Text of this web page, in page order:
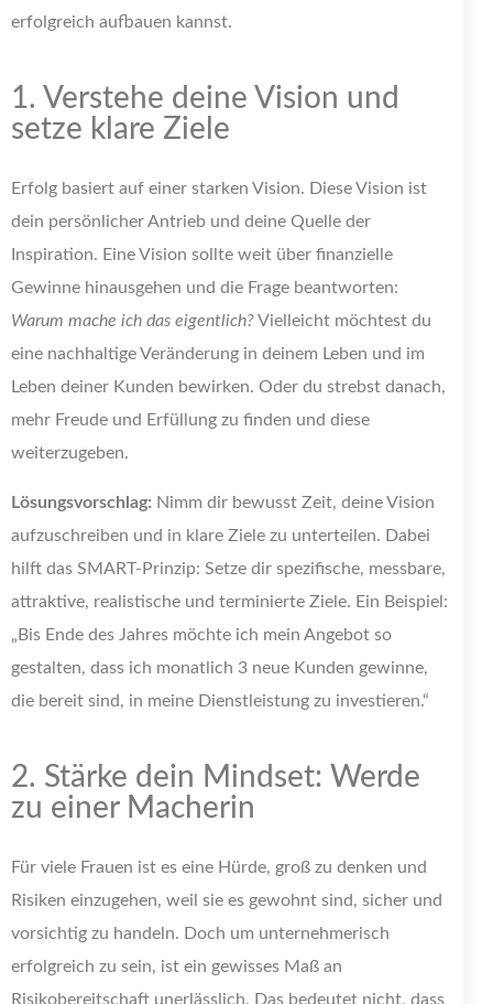
erfolgreich aufbauen kannst.
1. Verstehe deine Vision und
setze klare Ziele
Erfolg basiert auf einer starken Vision. Diese Vision ist
dein persönlicher Antrieb und deine Quelle der
Inspiration. Eine Vision sollte weit über finanzielle
Gewinne hinausgehen und die Frage beantworten:
Warum mache ich das eigentlich?Vielleicht möchtest du
eine nachhaltige Veränderung in deinem Leben und im
Leben deiner Kunden bewirken. Oder du strebst danach,
mehr Freude und Erfüllung zu finden und diese
weiterzugeben.
Lösungsvorschlag: Nimm dir bewusst Zeit, deine Vision
aufzuschreiben und in klare Ziele zu unterteilen. Dabei
hilft das SMART-Prinzip: Setze dir spezifische, messbare,
attraktive, realistische und terminierte Ziele. Ein Beispiel:
„Bis Ende des Jahres möchte ich mein Angebot so
gestalten, dass ich monatlich 3 neue Kunden gewinne,
die bereit sind, in meine Dienstleistung zu investieren.“
2. Stärke dein Mindset: Werde
zu einer Macherin
Für viele Frauen ist es eine Hürde, groß zu denken und
Risiken einzugehen, weil sie es gewohnt sind, sicher und
vorsichtig zu handeln. Doch um unternehmerisch
erfolgreich zu sein, ist ein gewisses Maß an
Risikobereitschaft unerlässlich. Das bedeutet nicht, dass